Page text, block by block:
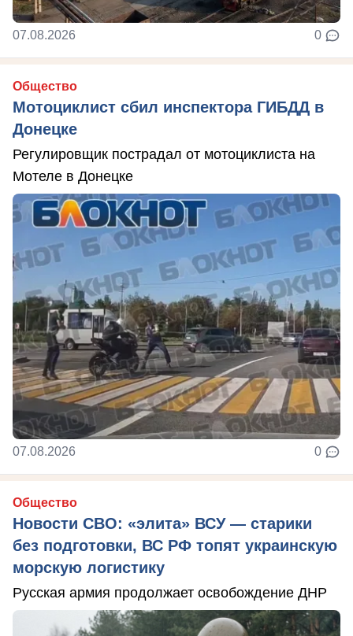
07.08.2026 0
Общество
Мотоциклист сбил инспектора ГИБДД в
Донецке
Регулировщик пострадал от мотоциклиста на
Мотеле в Донецке
07.08.2026 0
Общество
Новости СВО: «элита» ВСУ — старики
без подготовки, ВС РФ топят украинскую
морскую логистику
Русская армия продолжает освобождение ДНР